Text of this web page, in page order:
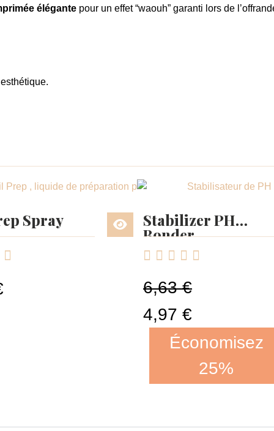
élégante pour un effet “waouh” garanti lors de
Spray

Stabilizer PH
Bonder
    
6,63 €
4,97 €
Économisez
25%